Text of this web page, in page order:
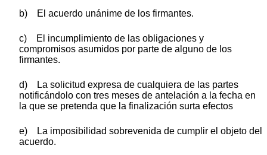
b) El acuerdo unánime de los firmantes.
c) El incumplimiento de las obligaciones y
compromisos asumidos por parte de alguno de los
firmantes.
d) La solicitud expresa de cualquiera de las partes
notificándolo con tres meses de antelación a la fecha en
la que se pretenda que la finalización surta efectos
e) La imposibilidad sobrevenida de cumplir el objeto del
acuerdo.